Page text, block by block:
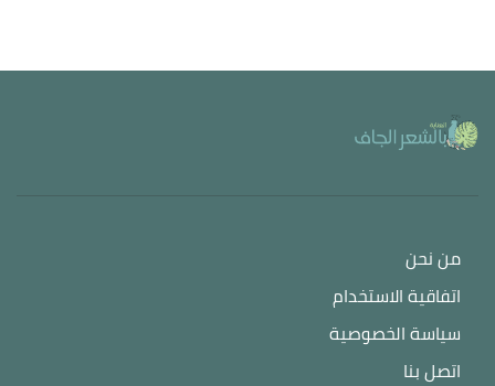
من نحن
اتفاقية الاستخدام
سياسة الخصوصية
اتصل بنا